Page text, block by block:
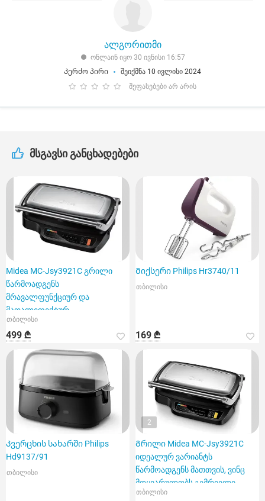
ალგორითმი
ონლაინ იყო 30 ივნისი 16:57
Კერძო პირი
შეიქმნა 10 ივლისი 2024
შეფასებები არ არის
მსგავსი განცხადებები
Midea MC-Jsy3921C გრილი
წარმოადგენს
მრავალფუნქციურ და
მაღალეფექტურ
მოწყობილობას
თბილისი
499 ₾
Მიქსერი Philips Hr3740/11
თბილისი
169 ₾
Კვერცხის სახარში Philips
Hd9137/91
თბილისი
2
Გრილი Midea MC-Jsy3921C
იდეალურ ვარიანტს
წარმოადგენს მათთვის, ვინც
მოყვარულობს გემრიელი
კერძების სწრ
თბილისი